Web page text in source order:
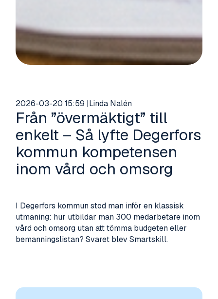
2026-03-20 15:59 Linda Nalén
Från ”övermäktigt” till
enkelt – Så lyfte Degerfors
kommun kompetensen
inom vård och omsorg
I Degerfors kommun stod man inför en klassisk
utmaning: hur utbildar man 300 medarbetare inom
vård och omsorg utan att tömma budgeten eller
bemanningslistan? Svaret blev Smartskill.